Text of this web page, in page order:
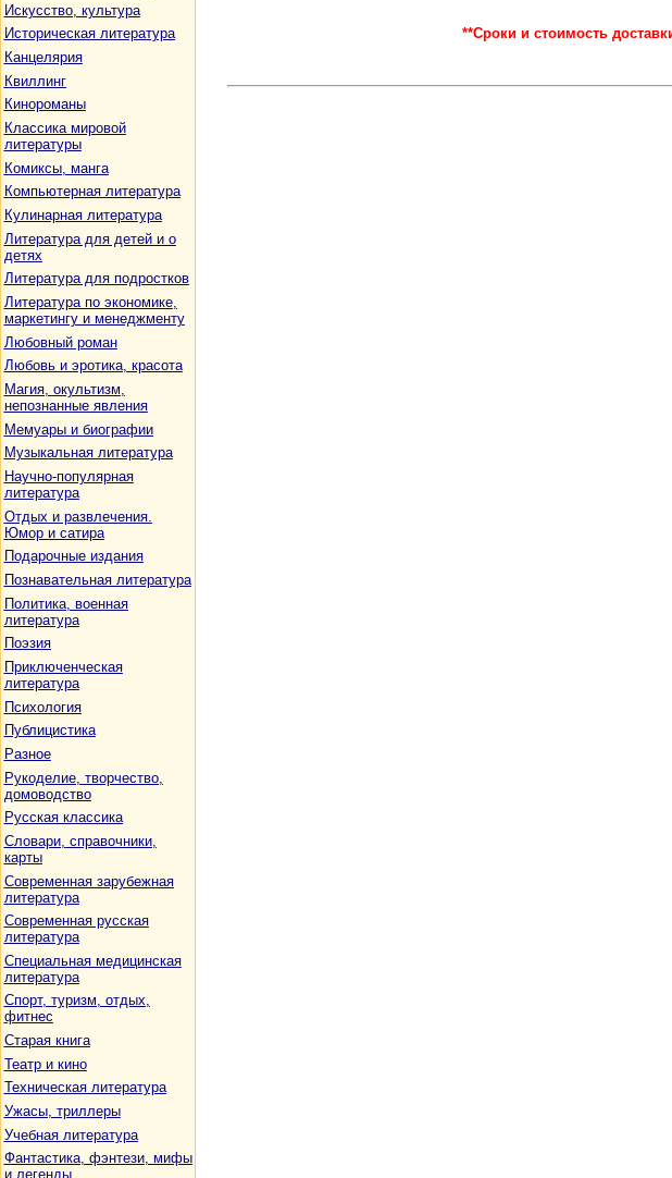
Искусство, культура
Историческая литература
Канцелярия
Квиллинг
Кинороманы
Классика мировой
литературы
Комиксы, манга
Компьютерная литература
Кулинарная литература
Литература для детей и о
детях
Литература для подростков
Литература по экономике,
маркетингу и менеджменту
Любовный роман
Любовь и эротика, красота
Магия, окультизм,
непознанные явления
Мемуары и биографии
Музыкальная литература
Научно-популярная
литература
Отдых и развлечения.
Юмор и сатира
Подарочные издания
Познавательная литература
Политика, военная
литература
Поэзия
Приключенческая
литература
Психология
Публицистика
Разное
Рукоделие, творчество,
домоводство
Русская классика
Словари, справочники,
карты
Современная зарубежная
литература
Современная русская
литература
Специальная медицинская
литература
Спорт, туризм, отдых,
фитнес
Старая книга
Театр и кино
Техническая литература
Ужасы, триллеры
Учебная литература
Фантастика, фэнтези, мифы
и легенды
**Сроки и стоимость